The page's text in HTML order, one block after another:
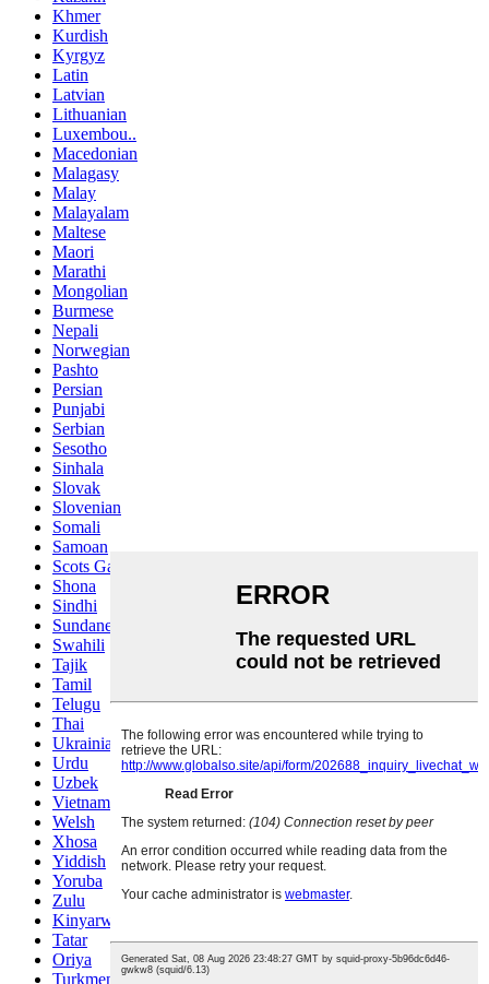
Khmer
Kurdish
Kyrgyz
Latin
Latvian
Lithuanian
Luxembou..
Macedonian
Malagasy
Malay
Malayalam
Maltese
Maori
Marathi
Mongolian
Burmese
Nepali
Norwegian
Pashto
Persian
Punjabi
Serbian
Sesotho
Sinhala
Slovak
Slovenian
Somali
Samoan
Scots Gaelic
Shona
Sindhi
Sundanese
Swahili
Tajik
Tamil
Telugu
Thai
Ukrainian
Urdu
Uzbek
Vietnamese
Welsh
Xhosa
Yiddish
Yoruba
Zulu
Kinyarwanda
Tatar
Oriya
Turkmen